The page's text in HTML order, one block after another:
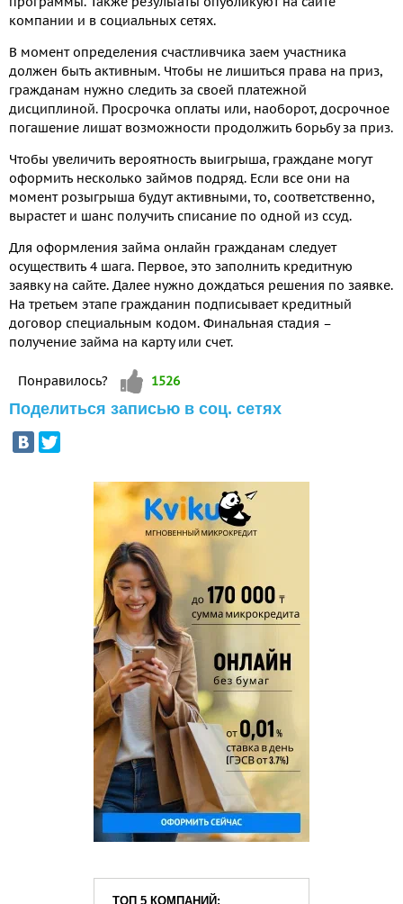
компании и в социальных сетях.
В момент определения счастливчика заем участника
должен быть активным. Чтобы не лишиться права на приз,
гражданам нужно следить за своей платежной
дисциплиной. Просрочка оплаты или, наоборот, досрочное
погашение лишат возможности продолжить борьбу за приз.
Чтобы увеличить вероятность выигрыша, граждане могут
оформить несколько займов подряд. Если все они на
момент розыгрыша будут активными, то, соответственно,
вырастет и шанс получить списание по одной из ссуд.
Для оформления займа онлайн гражданам следует
осуществить 4 шага. Первое, это заполнить кредитную
заявку на сайте. Далее нужно дождаться решения по заявке.
На третьем этапе гражданин подписывает кредитный
договор специальным кодом. Финальная стадия –
получение займа на карту или счет.
Понравилось? Vote up!
1526
Поделиться записью в соц. сетях
ТОП 5 КОМПАНИЙ: